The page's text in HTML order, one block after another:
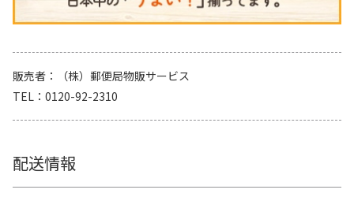
販売者
（株）郵便局物販サービス
TEL
0120-92-2310
配送情報